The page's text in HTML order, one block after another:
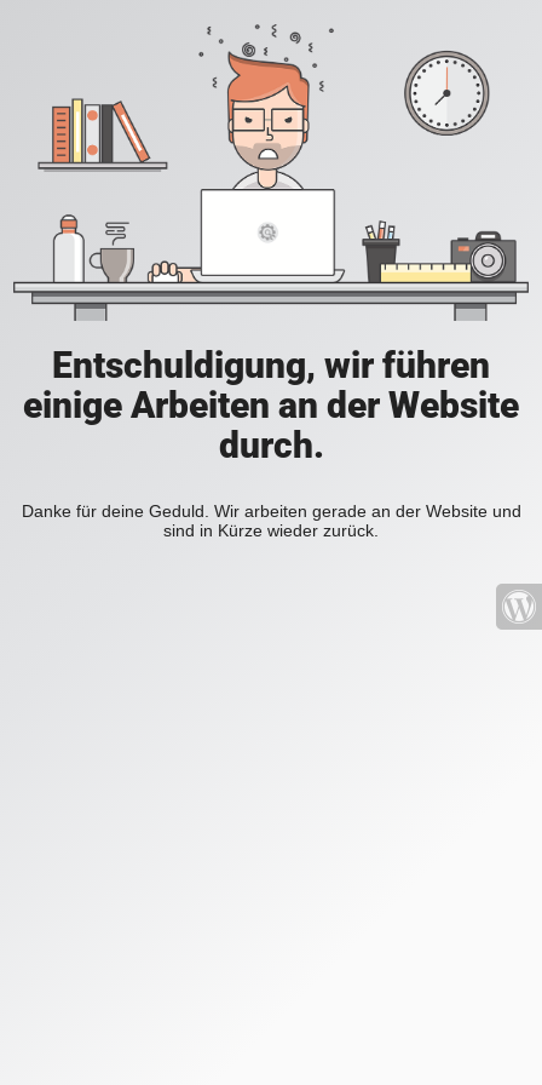
Entschuldigung, wir führen
einige Arbeiten an der Website
durch.
Danke für deine Geduld. Wir arbeiten gerade an der Website und
sind in Kürze wieder zurück.